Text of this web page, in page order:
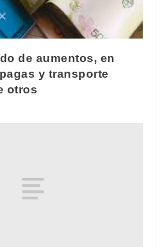
de aumentos, en
y transporte
otros